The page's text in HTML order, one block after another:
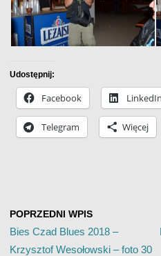
Udostępnij:
Facebook LinkedIn
Telegram Więcej
POPRZEDNI WPIS
Bies Czad Blues 2018 –
Krzysztof Wesołowski – foto 30